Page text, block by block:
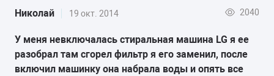
Николай 19 окт. 2014 2040
У меня невключалась стиральная машина LG я ее
разобрал там сгорел фильтр я его заменил, после
включил машинку она набрала воды и опять все